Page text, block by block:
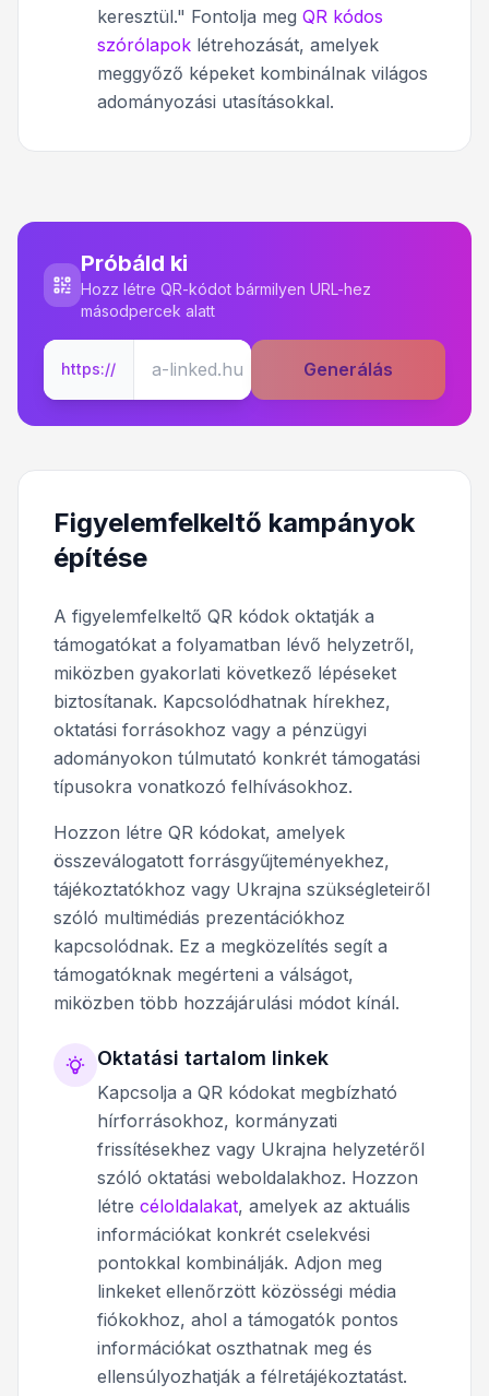
keresztül." Fontolja meg QR kódos
szórólapok létrehozását, amelyek
meggyőző képeket kombinálnak világos
adományozási utasításokkal.
Próbáld ki
Hozz létre QR-kódot bármilyen URL-hez
másodpercek alatt
https:// Generálás
Figyelemfelkeltő kampányok
építése
A figyelemfelkeltő QR kódok oktatják a
támogatókat a folyamatban lévő helyzetről,
miközben gyakorlati következő lépéseket
biztosítanak. Kapcsolódhatnak hírekhez,
oktatási forrásokhoz vagy a pénzügyi
adományokon túlmutató konkrét támogatási
típusokra vonatkozó felhívásokhoz.
Hozzon létre QR kódokat, amelyek
összeválogatott forrásgyűjteményekhez,
tájékoztatókhoz vagy Ukrajna szükségleteiről
szóló multimédiás prezentációkhoz
kapcsolódnak. Ez a megközelítés segít a
támogatóknak megérteni a válságot,
miközben több hozzájárulási módot kínál.
Oktatási tartalom linkek
Kapcsolja a QR kódokat megbízható
hírforrásokhoz, kormányzati
frissítésekhez vagy Ukrajna helyzetéről
szóló oktatási weboldalakhoz. Hozzon
létre céloldalakat, amelyek az aktuális
információkat konkrét cselekvési
pontokkal kombinálják. Adjon meg
linkeket ellenőrzött közösségi média
fiókokhoz, ahol a támogatók pontos
információkat oszthatnak meg és
ellensúlyozhatják a félretájékoztatást.